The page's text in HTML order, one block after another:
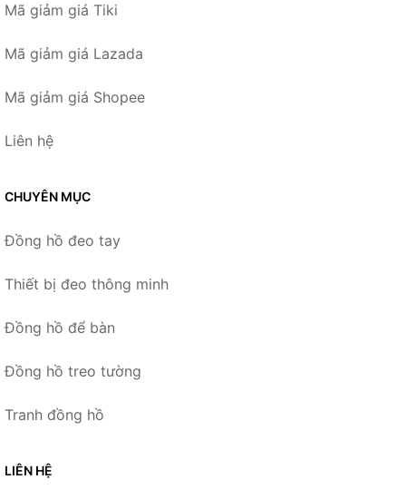
Mã giảm giá Tiki
Mã giảm giá Lazada
Mã giảm giá Shopee
Liên hệ
CHUYÊN MỤC
Đồng hồ đeo tay
Thiết bị đeo thông minh
Đồng hồ để bàn
Đồng hồ treo tường
Tranh đồng hồ
LIÊN HỆ